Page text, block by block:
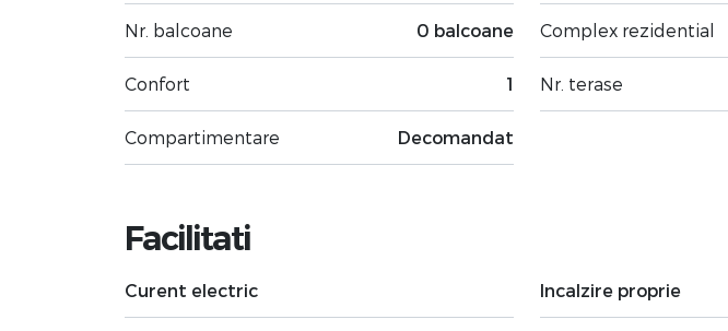
Nr. balcoane 0 balcoane
Confort 1
Compartimentare Decomandat
Complex rezidential
Nr. terase
Facilitati
Curent electric Incalzire proprie